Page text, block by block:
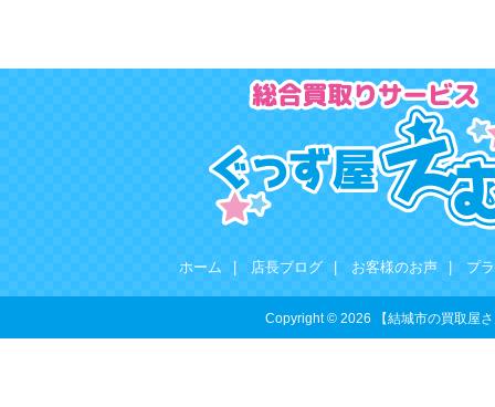
ホーム 店長ブログ お客様のお声 プ
Copyright © 2026 【結城市の買取屋